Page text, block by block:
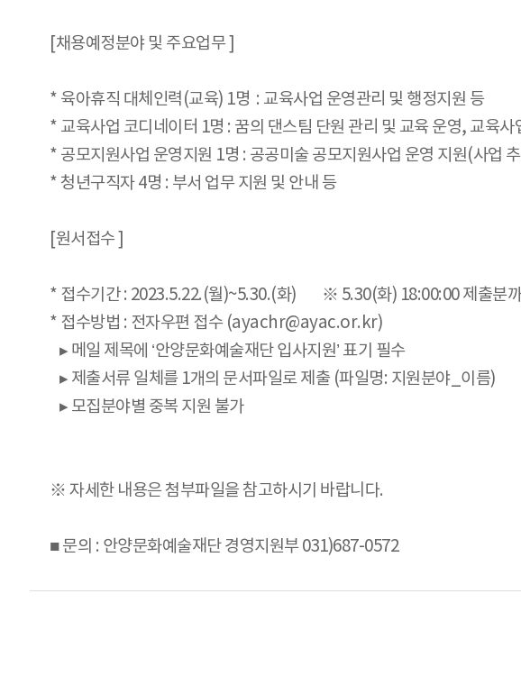
[채용예정분야 및 주요업무 ]
* 육아휴직 대체인력(교육) 1명 : 교육사업 운영관리 및 행정지원 등
* 교육사업 코디네이터 1명 : 꿈의 댄스팀 단원 관리 및 교육 운영, 교육사
* 공모지원사업 운영지원 1명 : 공공미술 공모지원사업 운영 지원(사업
* 청년구직자 4명 : 부서 업무 지원 및 안내 등
[원서접수 ]
* 접수기간 : 2023.5.22.(월)~5.30.(화) ※ 5.30(화) 18:00:00 제출분
* 접수방법 : 전자우편 접수 (ayachr@ayac.or.kr)
▸ 메일 제목에 ‘안양문화예술재단 입사지원’ 표기 필수
▸ 제출서류 일체를 1개의 문서파일로 제출 (파일명: 지원분야_이름)
▸ 모집분야별 중복 지원 불가
※ 자세한 내용은 첨부파일을 참고하시기 바랍니다.
■ 문의 : 안양문화예술재단 경영지원부 031)687-0572